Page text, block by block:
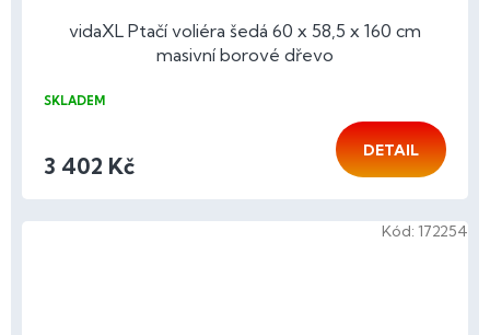
vidaXL Ptačí voliéra šedá 60 x 58,5 x 160 cm
masivní borové dřevo
SKLADEM
3 402 Kč
DETAIL
Kód: 172254